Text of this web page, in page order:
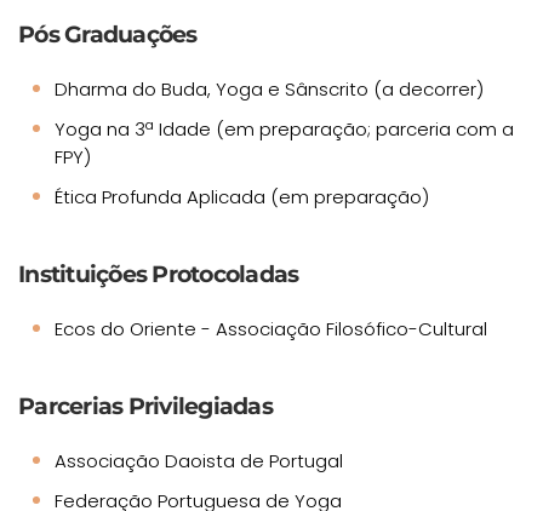
Pós Graduações
Dharma do Buda, Yoga e Sânscrito (a decorrer)
Yoga na 3ª Idade (em preparação; parceria com a
FPY)
Ética Profunda Aplicada (em preparação)
Instituições Protocoladas
Ecos do Oriente - Associação Filosófico-Cultural
Parcerias Privilegiadas
Associação Daoista de Portugal
Federação Portuguesa de Yoga